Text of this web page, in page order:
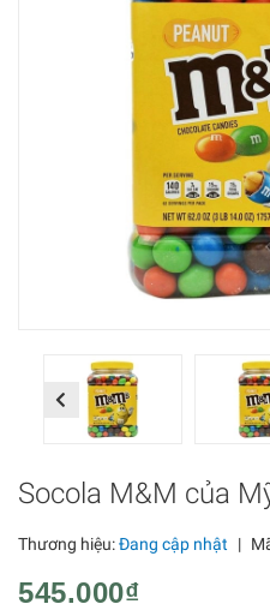
Previous
Socola M&M của
Thương hiệu:Đang cập nhật |
545.000₫